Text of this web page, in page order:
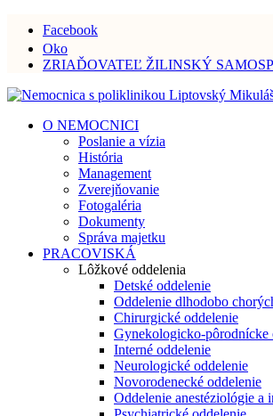
Facebook
Oko
ZRIAĎOVATEĽ ŽILINSKÝ
O NEMOCNICI
Poslanie a vízia
História
Management
Zverejňovanie
Fotogaléria
Dokumenty
Správa majetku
PRACOVISKÁ
Lôžkové oddelenia
Detské oddelenie
Oddelenie dlhodobo
Chirurgické oddelenie
Gynekologicko-pôrodnícke
Interné oddelenie
Neurologické oddelenie
Novorodenecké oddelenie
Oddelenie anestéziológie a